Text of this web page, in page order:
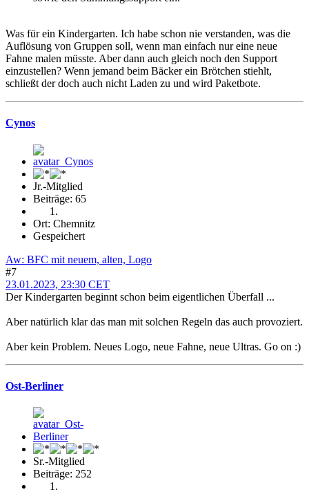
Was für ein Kindergarten. Ich habe schon nie verstanden, was die
Auflösung von Gruppen soll, wenn man einfach nur eine neue
Fahne malen müsste. Aber dann auch gleich noch den Support
einzustellen? Wenn jemand beim Bäcker ein Brötchen stiehlt,
schließt der doch auch nicht Laden zu und wird Paketbote.
Cynos
Jr.-Mitglied
Beiträge: 65
Ort: Chemnitz
Gespeichert
Aw: BFC mit neuem, alten, Logo
#7
23.01.2023, 23:30 CET
Der Kindergarten beginnt schon beim eigentlichen Überfall ...
Aber natürlich klar das man mit solchen Regeln das auch provoziert.
Aber kein Problem. Neues Logo, neue Fahne, neue Ultras. Go on :)
Ost-Berliner
Sr.-Mitglied
Beiträge: 252